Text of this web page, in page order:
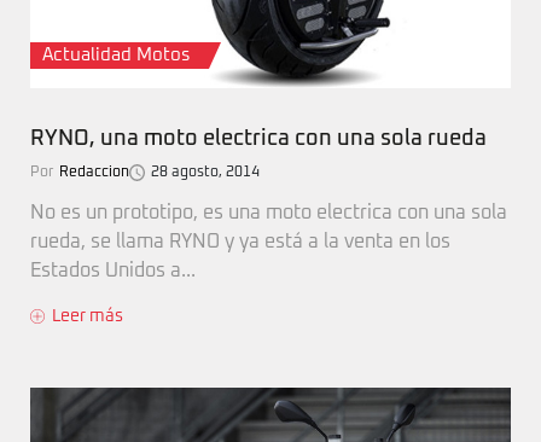
Actualidad Motos
RYNO, una moto electrica con una sola rueda
Por Redaccion 28 agosto, 2014
No es un prototipo, es una moto electrica con una sola
rueda, se llama RYNO y ya está a la venta en los
Estados Unidos a...
Leer más